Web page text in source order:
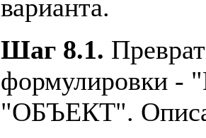
варианта.
Шаг 8.1.
формулировки
"ОБЪЕКТ".